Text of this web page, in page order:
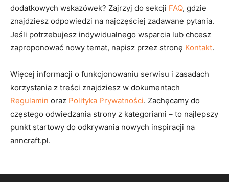
dodatkowych wskazówek? Zajrzyj do sekcji FAQ, gdzie
znajdziesz odpowiedzi na najczęściej zadawane pytania.
Jeśli potrzebujesz indywidualnego wsparcia lub chcesz
zaproponować nowy temat, napisz przez stronę Kontakt.
Więcej informacji o funkcjonowaniu serwisu i zasadach
korzystania z treści znajdziesz w dokumentach
Regulamin oraz Polityka Prywatności. Zachęcamy do
częstego odwiedzania strony z kategoriami – to najlepszy
punkt startowy do odkrywania nowych inspiracji na
anncraft.pl.